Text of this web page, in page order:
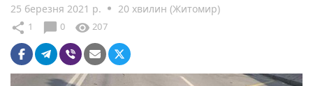
25 березня 2021 р. 20 хвилин (Житомир)
share 1 chat_bubble 0 visibility 207